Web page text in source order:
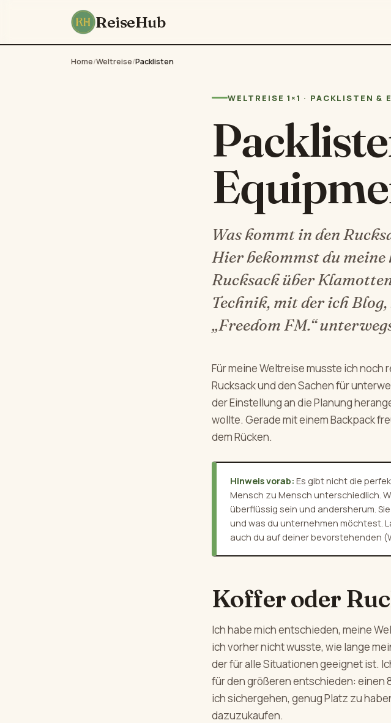
ReiseHub
Home/Weltreise/Packlisten
WELTREISE 1×1 · PACKLISTEN &
Was kommt in den
Hier bekommst du
Rucksack über
Technik, mit der ich
„Freedom FM.“
Für meine Weltreise musste ich
Rucksack und den Sachen für
der Einstellung an die Planung
wollte. Gerade mit einem Backpack
dem Rücken.
Hinweis vorab: Es gibt nicht die
Mensch zu Mensch unterschiedlich.
überflüssig sein und andersherum.
und was du unternehmen möchtest.
auch du auf deiner bevorstehenden
Koffer oder
Ich habe mich entschieden, meine
ich vorher nicht wusste, wie lange
der für alle Situationen geeignet ist.
für den größeren entschieden: einen
ich sichergehen, genug Platz zu
dazuzukaufen.